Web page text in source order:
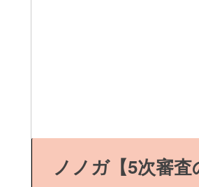
ノノガ【5次審査